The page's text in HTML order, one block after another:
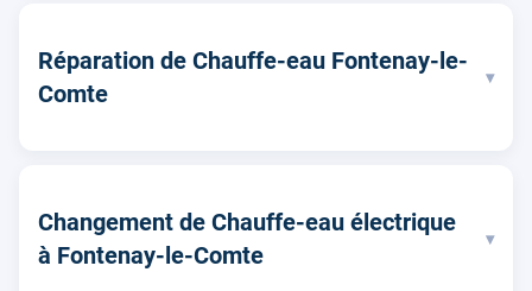
Réparation de Chauffe-eau Fontenay-le-
Comte
▾
Changement de Chauffe-eau électrique
à Fontenay-le-Comte
▾